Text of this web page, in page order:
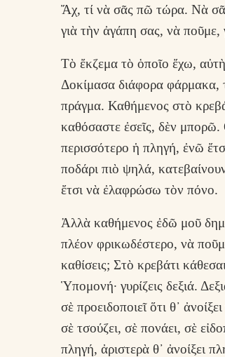
Ἄχ, τί νὰ σᾶς πῶ τώρα. Νὰ
γιὰ τὴν ἀγάπη σας, νὰ ποῦμε,
Τὸ ἔκζεμα τὸ ὁποῖο ἔχω,
Δοκίμασα διάφορα φάρμακα,
πράγμα. Καθήμενος στὸ
καθόσαστε ἐσεῖς, δὲν
περισσότερο ἡ πληγή, ἐνῶ
ποδάρι πιὸ ψηλά,
ἔτσι νὰ ἐλαφρώσω τὸν πόνο.
Ἀλλὰ καθήμενος ἐδῶ μοῦ
πλέον φρικωδέστερο, νὰ
καθίσεις; Στὸ κρεβάτι
Ὑπομονή· γυρίζεις δεξιά.
σὲ προειδοποιεῖ ὅτι θ᾿
σὲ τσούζει, σὲ πονάει, σὲ
πληγή, ἀριστερὰ θ᾿ ἀνοίξει